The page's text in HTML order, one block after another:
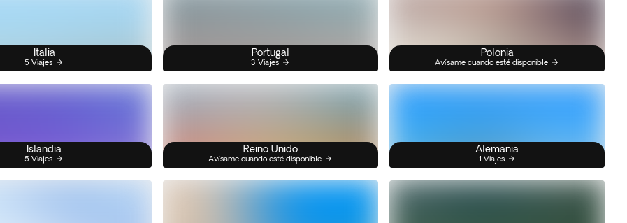
Italia
5 Viajes
Portugal
3 Viajes
Polonia
Avísame cuando esté disponible
Islandia
5 Viajes
Reino Unido
Avísame cuando esté disponible
Alemania
1 Viajes